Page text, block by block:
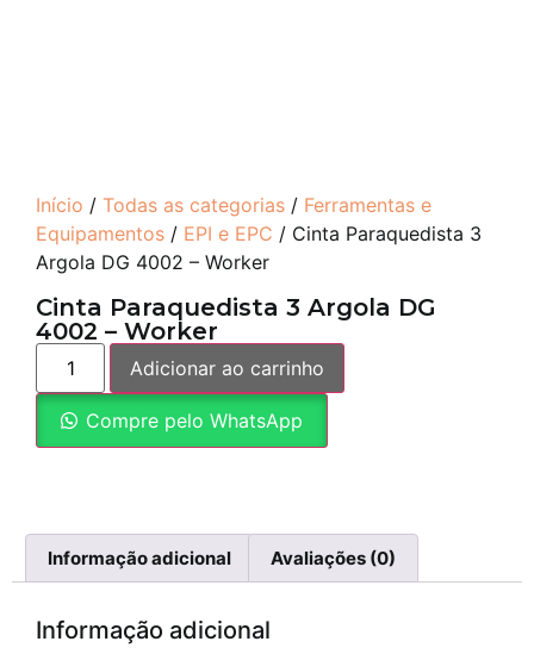
Início / Todas as categorias / Ferramentas e
Equipamentos / EPI e EPC / Cinta Paraquedista 3
Argola DG 4002 – Worker
Cinta Paraquedista 3 Argola DG
4002 – Worker
Adicionar ao carrinho
Compre pelo WhatsApp
Informação adicional Avaliações (0)
Informação adicional